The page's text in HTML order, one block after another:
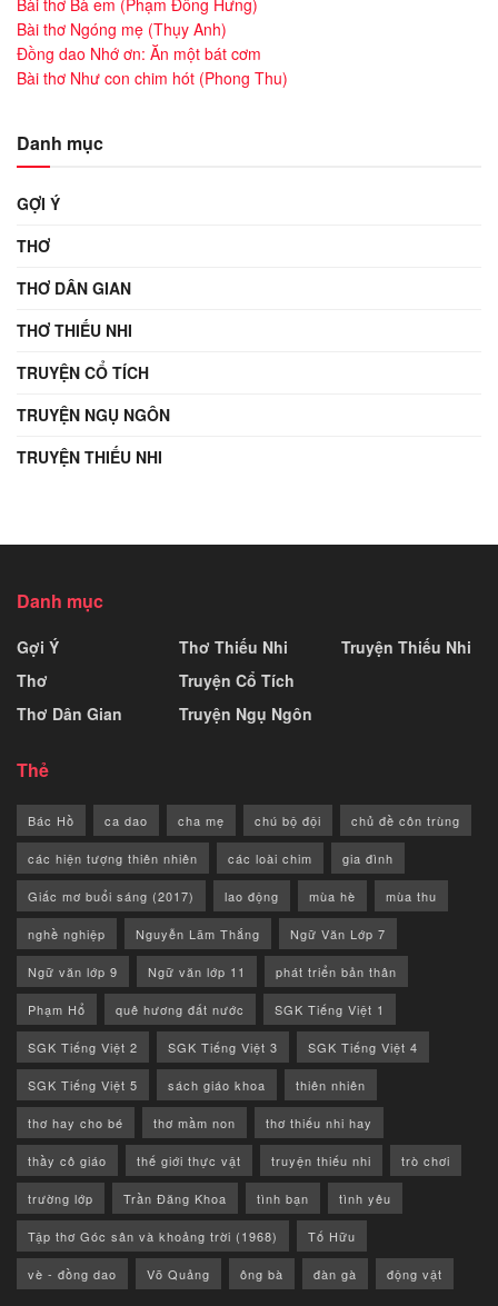
Bài thơ Bà em (Phạm Đông Hưng)
Bài thơ Ngóng mẹ (Thụy Anh)
Đồng dao Nhớ ơn: Ăn một bát cơm
Bài thơ Như con chim hót (Phong Thu)
Danh mục
GỢI Ý
THƠ
THƠ DÂN GIAN
THƠ THIẾU NHI
TRUYỆN CỔ TÍCH
TRUYỆN NGỤ NGÔN
TRUYỆN THIẾU NHI
Danh mục
Gợi Ý
Thơ
Thơ Dân Gian
Thơ Thiếu Nhi
Truyện Cổ Tích
Truyện Ngụ Ngôn
Truyện Thiếu Nhi
Thẻ
Bác Hồ ca dao cha mẹ chú bộ đội chủ đề côn trùng
các hiện tượng thiên nhiên các loài chim gia đình
Giấc mơ buổi sáng (2017) lao động mùa hè mùa thu
nghề nghiệp Nguyễn Lãm Thắng Ngữ Văn Lớp 7
Ngữ văn lớp 9 Ngữ văn lớp 11 phát triển bản thân
Phạm Hổ quê hương đất nước SGK Tiếng Việt 1
SGK Tiếng Việt 2 SGK Tiếng Việt 3 SGK Tiếng Việt 4
SGK Tiếng Việt 5 sách giáo khoa thiên nhiên
thơ hay cho bé thơ mầm non thơ thiếu nhi hay
thầy cô giáo thế giới thực vật truyện thiếu nhi trò chơi
trường lớp Trần Đăng Khoa tình bạn tình yêu
Tập thơ Góc sân và khoảng trời (1968) Tố Hữu
vè - đồng dao Võ Quảng ông bà đàn gà động vật